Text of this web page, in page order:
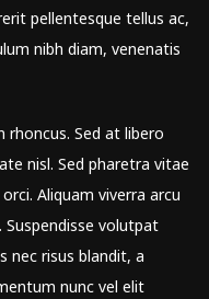
pellentesque tellus ac,
nibh diam, venenatis
rhoncus. Sed at libero
nisl. Sed pharetra vitae
Aliquam viverra arcu
volutpat
nec risus blandit, a
nunc vel elit